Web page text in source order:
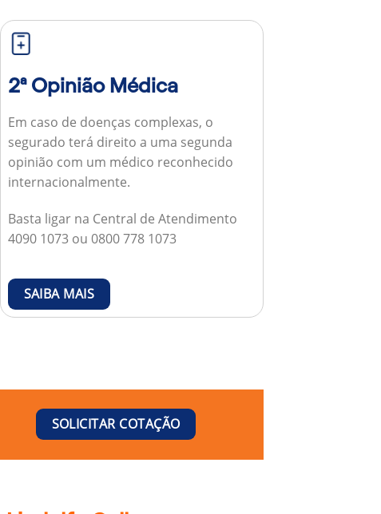
2ª Opinião Médica
Em caso de doenças complexas, o
segurado terá direito a uma segunda
opinião com um médico reconhecido
internacionalmente.
Basta ligar na Central de Atendimento
4090 1073 ou 0800 778 1073
SAIBA MAIS
SOLICITAR COTAÇÃO